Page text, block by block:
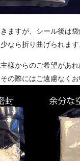
ますが、シール後は
なら折り曲げられます
様からのご希望があ
の際にはご遠慮なくお